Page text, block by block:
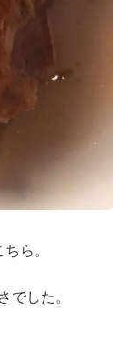
ら。
した。